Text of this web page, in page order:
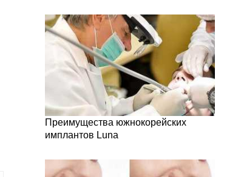
Преимущества южнокорейских
имплантов Luna